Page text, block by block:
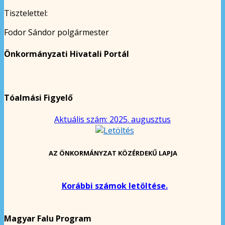
Tisztelettel:
Fodor Sándor polgármester
Önkormányzati Hivatali Portál
Tóalmási Figyelő
Aktuális szám: 2025. augusztus
AZ ÖNKORMÁNYZAT KÖZÉRDEKŰ LAPJA
Korábbi számok letöltése.
Magyar Falu Program